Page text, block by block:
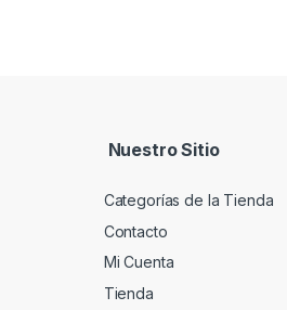
Nuestro Sitio
Categorías de la Tienda
Contacto
Mi Cuenta
Tienda